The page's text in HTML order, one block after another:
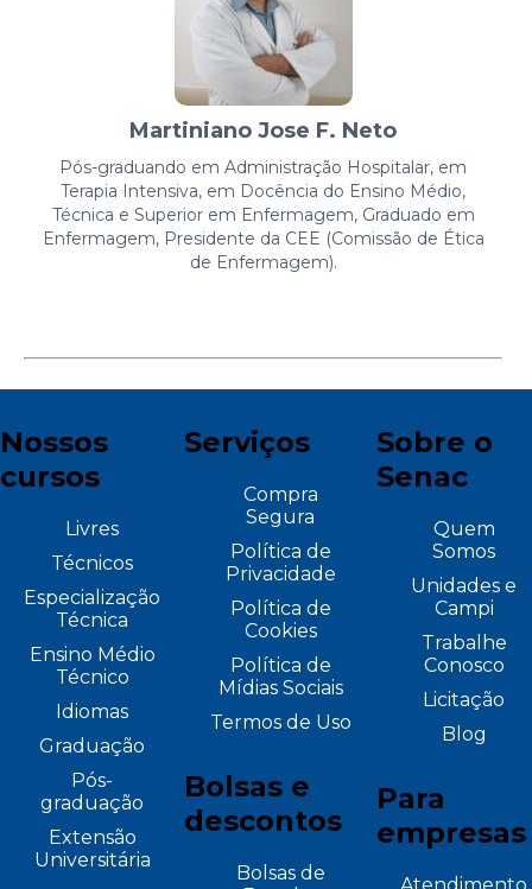
Martiniano Jose F. Neto
Pós-graduando em Administração Hospitalar, em
Terapia Intensiva, em Docência do Ensino Médio,
Técnica e Superior em Enfermagem, Graduado em
Enfermagem, Presidente da CEE (Comissão de Ética
de Enfermagem).
Nossos
cursos
Livres
Técnicos
Especialização
Técnica
Ensino Médio
Técnico
Idiomas
Graduação
Pós-
graduação
Extensão
Universitária
Serviços
Compra
Segura
Política de
Privacidade
Política de
Cookies
Política de
Mídias Sociais
Termos de Uso
Bolsas e
descontos
Bolsas de
Sobre o
Senac
Quem
Somos
Unidades e
Campi
Trabalhe
Conosco
Licitação
Blog
Para
empresas
Atendimento